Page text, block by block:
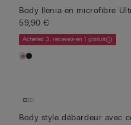
Body Ilenia en microfibre
59,90 €
Achetez 3, recevez-en 1 gratuit
Body style débardeur avec